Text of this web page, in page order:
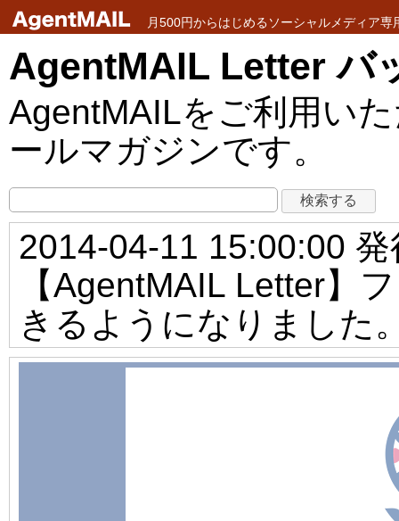
月500円からはじめるソーシャルメディア
AgentMAIL Letter バ
AgentMAILをご利用い
ールマガジンです。
2014-04-11 15:00:00 発
【AgentMAIL Letter】
きるようになりました